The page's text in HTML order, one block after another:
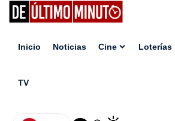
Inicio Noticias Cine Loterías
TV